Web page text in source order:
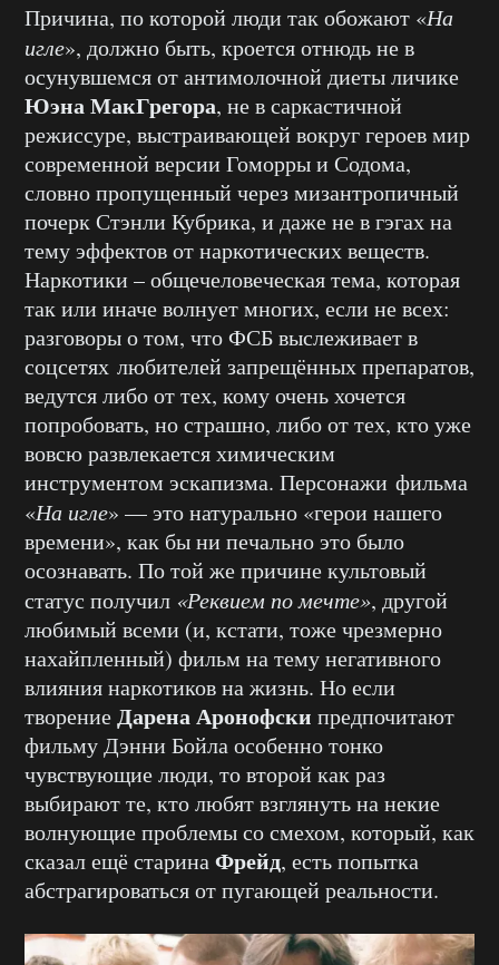
Причина, по которой люди так обожают «На
игле», должно быть, кроется отнюдь не в
осунувшемся от антимолочной диеты личике
Юэна МакГрегора, не в саркастичной
режиссуре, выстраивающей вокруг героев мир
современной версии Гоморры и Содома,
словно пропущенный через мизантропичный
почерк Стэнли Кубрика, и даже не в гэгах на
тему эффектов от наркотических веществ.
Наркотики – общечеловеческая тема, которая
так или иначе волнует многих, если не всех:
разговоры о том, что ФСБ выслеживает в
соцсетях любителей запрещённых препаратов,
ведутся либо от тех, кому очень хочется
попробовать, но страшно, либо от тех, кто уже
вовсю развлекается химическим
инструментом эскапизма. Персонажи фильма
«На игле» — это натурально «герои нашего
времени», как бы ни печально это было
осознавать. По той же причине культовый
статус получил «Реквием по мечте», другой
любимый всеми (и, кстати, тоже чрезмерно
нахайпленный) фильм на тему негативного
влияния наркотиков на жизнь. Но если
творениеДарена Аронофски предпочитают
фильму Дэнни Бойла особенно тонко
чувствующие люди, то второй как раз
выбирают те, кто любят взглянуть на некие
волнующие проблемы со смехом, который, как
сказал ещё старинаФрейд, есть попытка
абстрагироваться от пугающей реальности.